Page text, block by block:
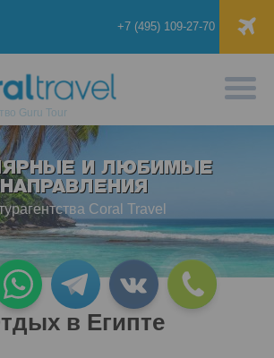
+7 (495) 109-27-70
Guru Tour
И ЛЮБИМЫЕ
НАПРАВЛЕНИЯ
Coral Travel
в Египте